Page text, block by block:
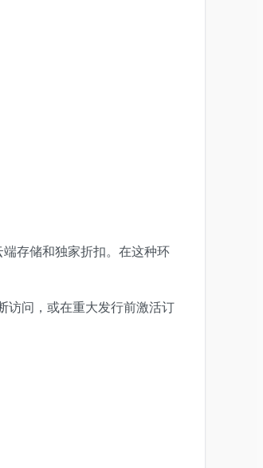
存储和独家折扣。在这种环
访问，或在重大发行前激活订